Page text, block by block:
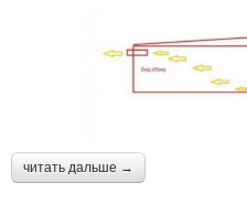
читать дальше →